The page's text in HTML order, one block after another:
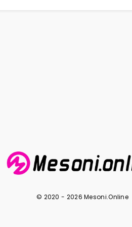
© 2020 - 2026 Mesoni.Online